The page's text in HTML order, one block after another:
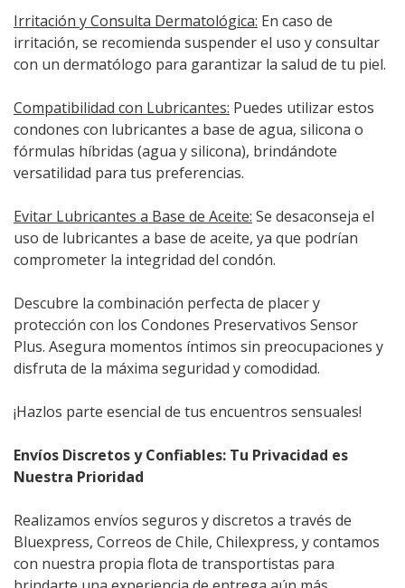
Irritación y Consulta Dermatológica: En caso de
irritación, se recomienda suspender el uso y consultar
con un dermatólogo para garantizar la salud de tu piel.
Compatibilidad con Lubricantes: Puedes utilizar estos
condones con lubricantes a base de agua, silicona o
fórmulas híbridas (agua y silicona), brindándote
versatilidad para tus preferencias.
Evitar Lubricantes a Base de Aceite: Se desaconseja el
uso de lubricantes a base de aceite, ya que podrían
comprometer la integridad del condón.
Descubre la combinación perfecta de placer y
protección con los Condones Preservativos Sensor
Plus. Asegura momentos íntimos sin preocupaciones y
disfruta de la máxima seguridad y comodidad.
¡Hazlos parte esencial de tus encuentros sensuales!
Envíos Discretos y Confiables: Tu Privacidad es
Nuestra Prioridad
Realizamos envíos seguros y discretos a través de
Bluexpress, Correos de Chile, Chilexpress, y contamos
con nuestra propia flota de transportistas para